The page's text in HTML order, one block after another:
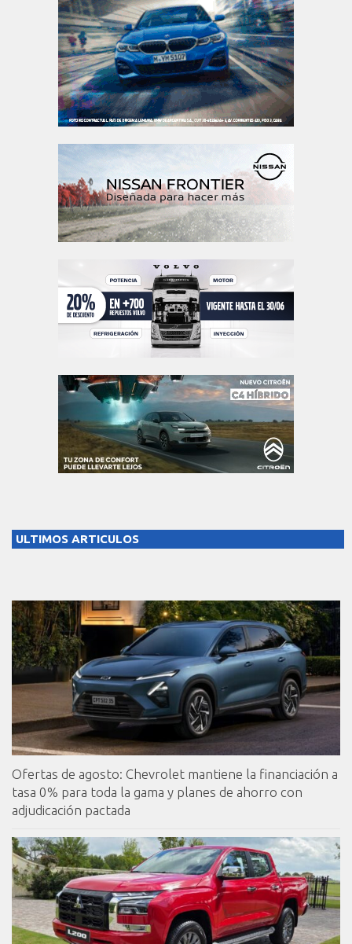
ULTIMOS ARTICULOS
Ofertas de agosto: Chevrolet mantiene la financiación a
tasa 0% para toda la gama y planes de ahorro con
adjudicación pactada